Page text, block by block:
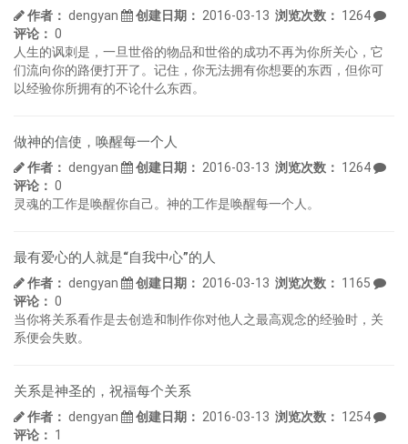
作者： dengyan 创建日期： 2016-03-13 浏览次数： 1264
评论： 0
人生的讽刺是，一旦世俗的物品和世俗的成功不再为你所关心，它
们流向你的路便打开了。记住，你无法拥有你想要的东西，但你可
以经验你所拥有的不论什么东西。
做神的信使，唤醒每一个人
作者： dengyan 创建日期： 2016-03-13 浏览次数： 1264
评论： 0
灵魂的工作是唤醒你自己。神的工作是唤醒每一个人。
最有爱心的人就是“自我中心”的人
作者： dengyan 创建日期： 2016-03-13 浏览次数： 1165
评论： 0
当你将关系看作是去创造和制作你对他人之最高观念的经验时，关
系便会失败。
关系是神圣的，祝福每个关系
作者： dengyan 创建日期： 2016-03-13 浏览次数： 1254
评论： 1